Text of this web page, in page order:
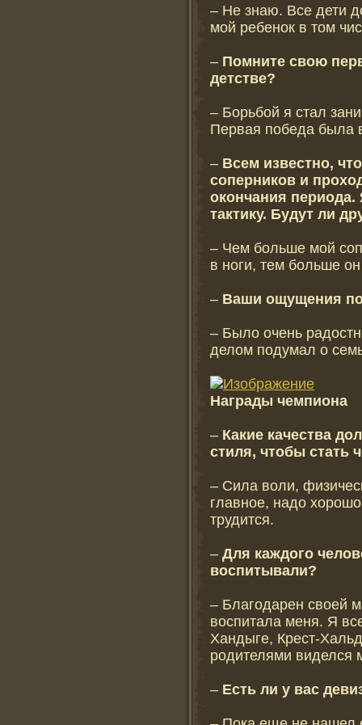
– Не знаю. Все дети
мой ребенок в том
– Помните свою
детстве?
– Борьбой я стал
Первая победа была
– Всем известно,
соперников и
окончания
тактику. Будут ли
– Чем больше мой
в ноги, тем больше он
– Ваши ощущения
– Было очень
делом подумал о
Награды чемпиона
– Какие качества
стиля, чтобы стать
– Сила воли,
главное, надо
трудится.
– Для каждого
воспитывали?
– Благодарен своей
воспитала меня. Я
Хандыге, Крест-
родителями виделся
– Есть ли у вас